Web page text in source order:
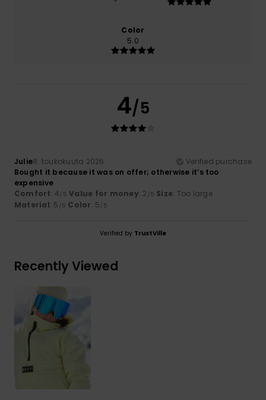
Color
5.0
4/5
Julie8. toukokuuta 2026
Verified purchase
Bought it because it was on offer; otherwise it’s too
expensive
Comfort: 4/5 Value for money: 2 /5 Size: Too large
Material: 5 /5 Color: 5/5
Verified by TrustVille
Recently Viewed